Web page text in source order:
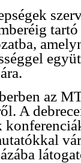
tartó
az
A